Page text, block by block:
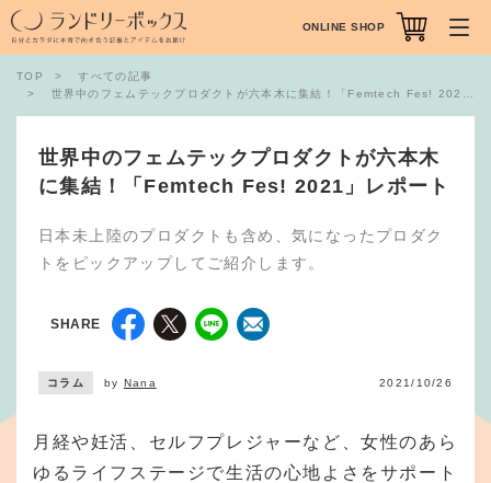
TOP
すべての記事
世界中のフェムテックプロダクトが六本木に集結！「Femtech Fes! 2021」レポート
世界中のフェムテックプロダクトが六本木
に集結！「Femtech Fes! 2021」レポート
日本未上陸のプロダクトも含め、気になったプロダク
トをピックアップしてご紹介します。
SHARE
コラム by Nana 2021/10/26
月経や妊活、セルフプレジャーなど、女性のあら
ゆるライフステージで生活の心地よさをサポート
ONLINE SHOP